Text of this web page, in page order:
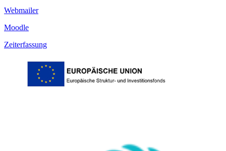
Webmailer
Moodle
Zeiterfassung